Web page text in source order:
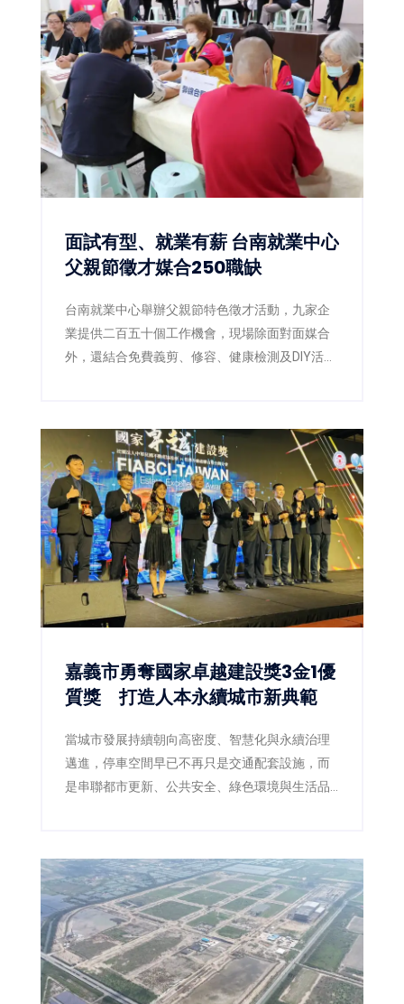
至9月30日於飯店一樓「品香坊」推出17款職人
麵包，不僅帶來享譽日本的最高金賞咖哩麵包，
更搶先日本市場推出2026年最新獲獎作品「咖啡
葡萄彎月可頌」，以及人氣商品「幸福生吐
司」，讓台灣消費者率先品嚐日本最新烘焙潮
流。
面試有型、就業有薪 台南就業中心
父親節徵才媒合250職缺
台南就業中心舉辦父親節特色徵才活動，九家企
業提供二百五十個工作機會，現場除面對面媒合
外，還結合免費義剪、修容、健康檢測及DIY活
嘉義市勇奪國家卓越建設獎3金1優
質獎 打造人本永續城市新典範
當城市發展持續朝向高密度、智慧化與永續治理
邁進，停車空間早已不再只是交通配套設施，而
是串聯都市更新、公共安全、綠色環境與生活品
思維，成功打造兼具停車、景觀、防災與人本設
計的公共工程，今年更於「2026國家卓越建設
獎」一舉榮獲3項金質獎、1項優質獎，再次展現
嘉義市推動高品質公共建設的卓越成果，也獲得
專業評審一致肯定。